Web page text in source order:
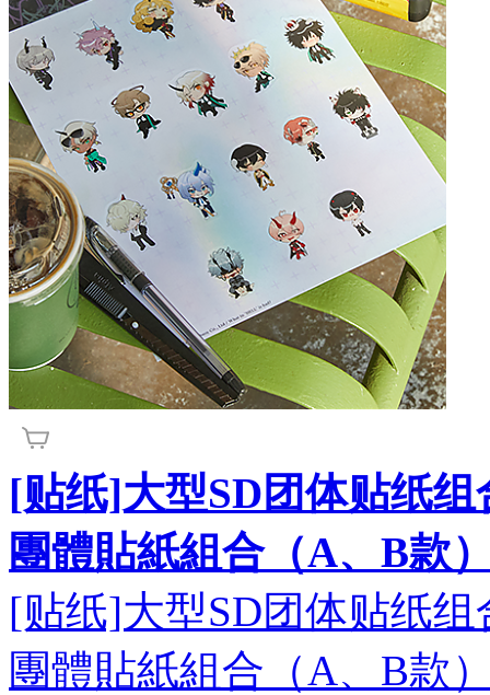
[贴纸]大型SD团体贴纸
團體貼紙組合（A、B款
[贴纸]大型SD团体贴纸
團體貼紙組合（A、B款